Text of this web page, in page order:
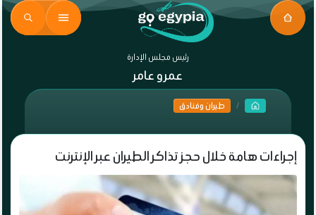
رئيس مجلس الإدارة
عمرو عامر
طيران وفنادق
إجراءات هامة خلال حجز تذاكر الطيران عبر الإنترنت